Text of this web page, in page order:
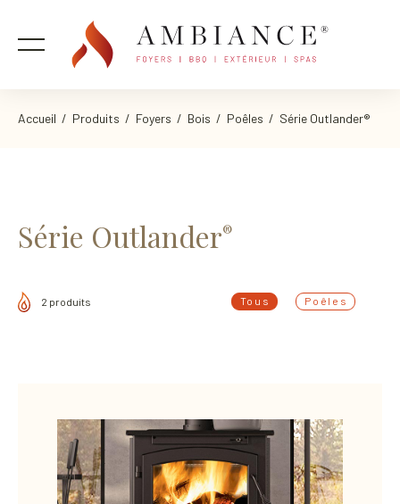
Accueil / Produits / Foyers / Bois / Poêles / Série Outlander®
Série Outlander®
2 produits Tous Poêles